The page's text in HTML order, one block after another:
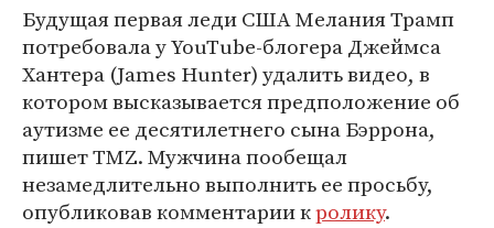
Будущая первая леди США Мелания Трамп
потребовала у YouTube-блогера Джеймса
Хантера (James Hunter) удалить видео, в
котором высказывается предположение об
аутизме ее десятилетнего сына Бэррона,
пишет TMZ. Мужчина пообещал
незамедлительно выполнить ее просьбу,
опубликовав комментарии кролику.